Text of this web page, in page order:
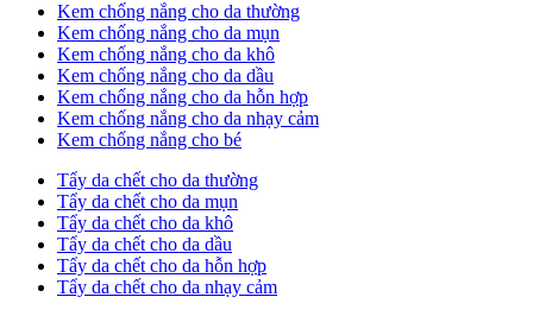
Kem chống nắng cho da thường
Kem chống nắng cho da mụn
Kem chống nắng cho da khô
Kem chống nắng cho da dầu
Kem chống nắng cho da hỗn hợp
Kem chống nắng cho da nhạy cảm
Kem chống nắng cho bé
Tẩy da chết cho da thường
Tẩy da chết cho da mụn
Tẩy da chết cho da khô
Tẩy da chết cho da dầu
Tẩy da chết cho da hỗn hợp
Tẩy da chết cho da nhạy cảm